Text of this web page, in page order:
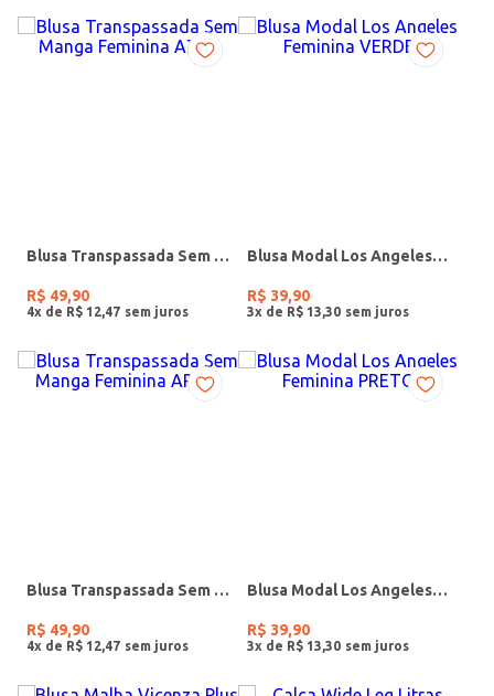
Blusa Transpassada Sem Manga Feminina AZUL
R$ 49,90
4x de R$ 12 47
Blusa Modal Los Angeles Feminina VERDE
R$ 39,90
3x de R$ 13 30
Blusa Transpassada Sem Manga Feminina AREIA
R$ 49,90
4x de R$ 12 47
Blusa Modal Los Angeles Feminina PRETO
R$ 39,90
3x de R$ 13 30